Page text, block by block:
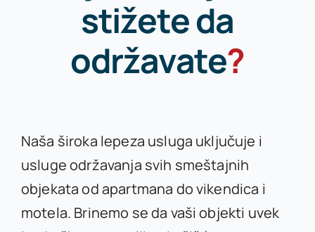
stižete da
održavate?
Naša široka lepeza usluga uključuje i
usluge održavanja svih smeštajnih
objekata od apartmana do vikendica i
motela. Brinemo se da vaši objekti uvek